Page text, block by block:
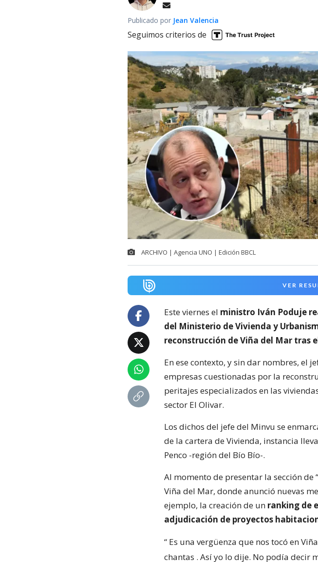
Publicado por Jean Valencia
Seguimos criterios de
ARCHIVO | Agencia UNO | Edición BBCL
VER
Este viernes el ministro Iván Poduje
del Ministerio de Vivienda y
reconstrucción de Viña del Mar tras
En ese contexto, y sin dar nombres, el
empresas cuestionadas por la
peritajes especializados en las
sector El Olivar.
Los dichos del jefe del Minvu se
de la cartera de Vivienda, instancia
Penco -región del Bío Bío-.
Al momento de presentar la sección de
Viña del Mar, donde anunció nuevas
ejemplo, la creación de un ranking de
adjudicación de proyectos
“ Es una vergüenza que nos tocó en
chantas . Así yo lo dije. No podía decir